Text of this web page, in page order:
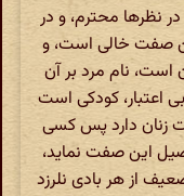
نظرها محترم، و در
صفت خالی است، و
است، نام مرد بر آن
اعتبار، کودکی است
زنان دارد پس کسی
این صفت نماید،
از هر بادی نلرزد